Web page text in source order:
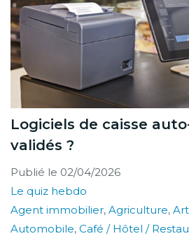
Logiciels de caisse
validés ?
Publié le 02/04/2026
Le quiz hebdo
Agent immobilier, Agriculture,
Automobile, Café / Hôtel /